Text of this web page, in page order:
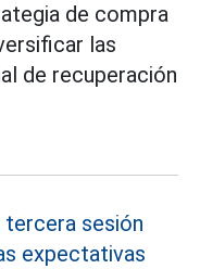
de compra
las
de recuperación